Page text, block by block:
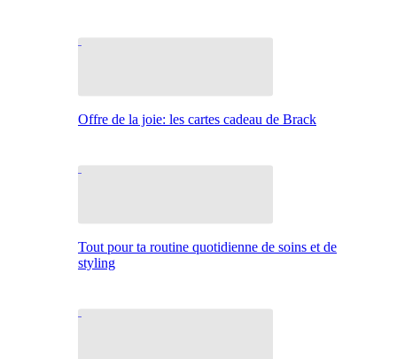
Offre de la joie: les cartes cadeau de Brack
Tout pour ta routine quotidienne de soins et de
styling